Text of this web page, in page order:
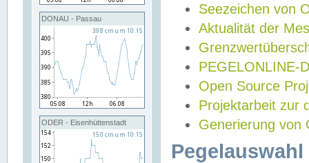
DONAU - Passau
ODER - Eisenhüttenstadt
Seezeichen von
Aktualität der
PEGELONLINE-
Open Source
Projektarbeit zur
Generierung von